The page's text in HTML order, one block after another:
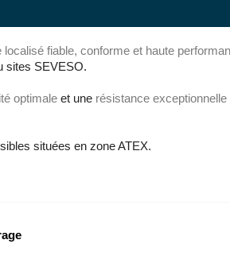
localisé fiable, conforme et haute
sites SEVESO.
optimale et une résistance exceptionnelle
situées en zone ATEX.